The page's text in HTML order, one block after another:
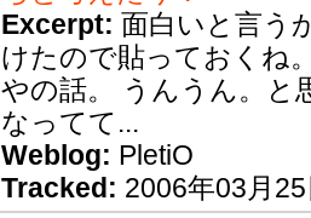
Excerpt: 面白いと言う
けたので貼っておくね
やの話。 うんうん。と
なってて...
Weblog: PletiO
Tracked: 2006年03月